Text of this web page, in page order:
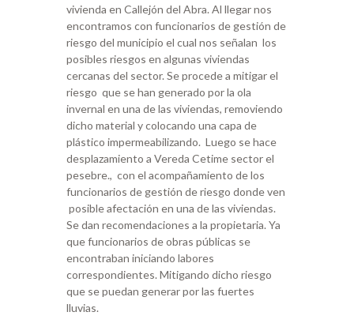
vivienda en Callejón del Abra. Al llegar nos
encontramos con funcionarios de gestión de
riesgo del municipio el cual nos señalan los
posibles riesgos en algunas viviendas
cercanas del sector. Se procede a mitigar el
riesgo que se han generado por la ola
invernal en una de las viviendas, removiendo
dicho material y colocando una capa de
plástico impermeabilizando. Luego se hace
desplazamiento a Vereda Cetime sector el
pesebre., con el acompañamiento de los
funcionarios de gestión de riesgo donde ven
posible afectación en una de las viviendas.
Se dan recomendaciones a la propietaria. Ya
que funcionarios de obras públicas se
encontraban iniciando labores
correspondientes. Mitigando dicho riesgo
que se puedan generar por las fuertes
lluvias.